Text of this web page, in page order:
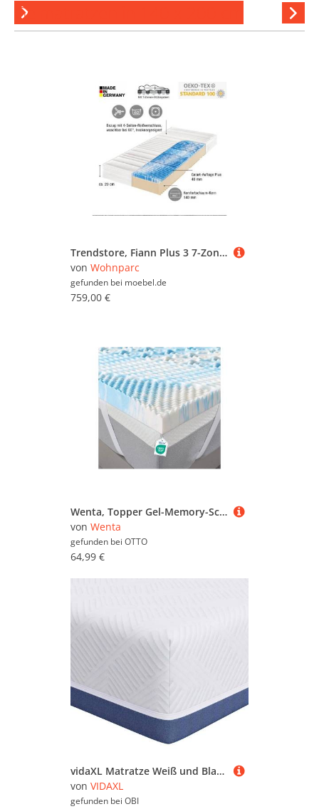
Gelmatratzen in 140 x 200 cm
Trendstore, Fiann Plus 3 7-Zonen-Gel-Komfortschaum-Matratze - H3 - 140 x 200
von Wohnparc
gefunden bei moebel.de
759,00 €
Wenta, Topper Gel-Memory-Schaum, 5-Zonen Matratzentopper, 5 cm hoch, Gel Topper, (mittleres Liegegefühl, Bezug abnehmbar und waschbar, rutschfest mit Fixierbändern, OEKO-TEX), Für Matratzen und Boxspringbetten, 90/120/140/160/180 x 200 cm
von Wenta
gefunden bei OTTO
64,99 €
vidaXL Matratze Weiß und Blau 140 x 200 cm Gel-Speicherschaum 4106342
von VIDAXL
gefunden bei OBI